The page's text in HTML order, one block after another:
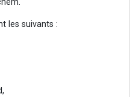
les suivants :